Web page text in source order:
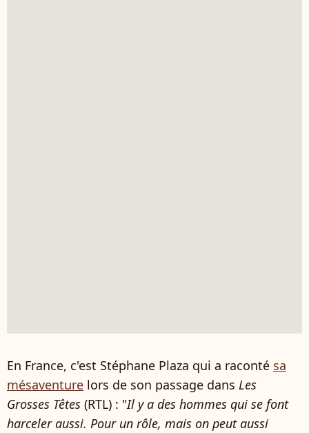
En France, c'est Stéphane Plaza qui a raconté sa
mésaventure lors de son passage dans Les
Grosses Têtes (RTL) : "Il y a des hommes qui se font
harceler aussi. Pour un rôle, mais on peut aussi